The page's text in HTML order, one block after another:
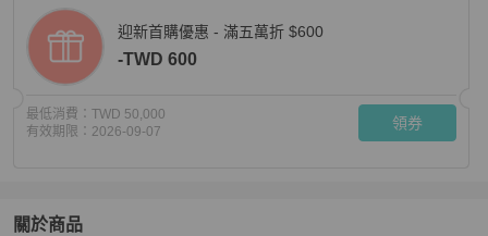
迎新首購優惠 - 滿五萬折 $600
-TWD 600
最低消費： TWD 50,000
有效期限： 2026-09-07 領券
關於商品